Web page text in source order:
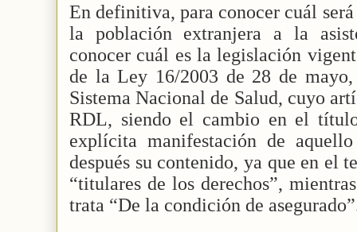
En definitiva, para conocer cuál
la población extranjera a la
conocer cuál es la legislación
de la Ley 16/2003 de 28 de
Sistema Nacional de Salud, cuyo
RDL, siendo el cambio en el
explícita manifestación de
después su contenido, ya que en el
“titulares de los derechos”,
trata “De la condición de